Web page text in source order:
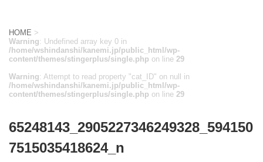
HOME >
Warning: Undefined array key 0 in
/home/wshindanshi/kanemi.jp/public_html/wp-
content/themes/stingerplus/single.php on line 29
Warning: Attempt to read property "cat_ID" on null in
/home/wshindanshi/kanemi.jp/public_html/wp-
content/themes/stingerplus/single.php on line 29
65248143_2905227346249328_594150
7515035418624_n